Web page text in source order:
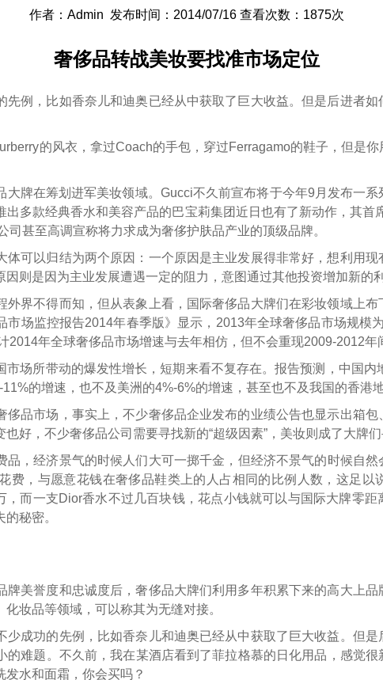
作者：Admin 发布时间：2014/07/16 查看次数： 1875次
奢侈品转战美妆要找准市场定位
例，比如香奈儿和迪奥已经从中获取了巨大收益。但是后进者如
的风衣，拿过Coach的手包，穿过Ferragamo的鞋子，但是
大牌在筹划进军美妆领域。Gucci不久前宣布将于今年9月发布一
多款经典香水和美容产品的巴宝莉集团近日也有了新动作，其首
甚至高调宣称将力求成为奢侈护肤品产业的顶级品牌。
体可以归结为两个原因：一个原因是主业发展得非常好，想利用
则是因为主业发展遭遇一定的阻力，意图通过其他投资增加新的
外界不得而知，但从表象上看，国际奢侈品大牌们在彩妆领域上
市场监控报告2014年春季版》显示，2013年全球奢侈品市场规模
2014年全球奢侈品市场增速与去年相仿，但不会重现2009-2012年
场所带动的爆发性增长，短期来看不复存在。报告预测，中国内
的增速，也不及美洲的4%-6%的增速，甚至也不及我国的香港地
侈品市场，事实上，不少奢侈品企业发布的业绩公告也显示出箱包
好，不少奢侈品公司需要寻找新的“超级因素”，美妆则成了大牌
品，经济景气的时候人们大可一掷千金，但经济不景气的时候自
费，与愿意花钱在奢侈品鞋类上的人占相同的比例人数，这足以
而一支Dior香水不过几百块钱，花点小钱就可以与国际大牌零
秘密。
牌美誉度和忠诚度后，奢侈品大牌们利用多年积累下来的高大上
妆品等领域，可以称其为无缝对接。
少成功的先例，比如香奈儿和迪奥已经从中获取了巨大收益。但
的难题。不久前，我在某酒店看到了菲拉格慕的日化用品，感觉
水和面霜，你会买吗？